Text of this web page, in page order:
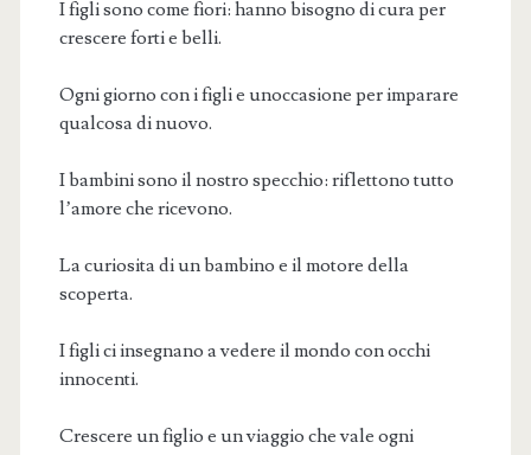
I figli sono come fiori: hanno bisogno di cura per
crescere forti e belli.
Ogni giorno con i figli e unoccasione per imparare
qualcosa di nuovo.
I bambini sono il nostro specchio: riflettono tutto
l’amore che ricevono.
La curiosita di un bambino e il motore della
scoperta.
I figli ci insegnano a vedere il mondo con occhi
innocenti.
Crescere un figlio e un viaggio che vale ogni